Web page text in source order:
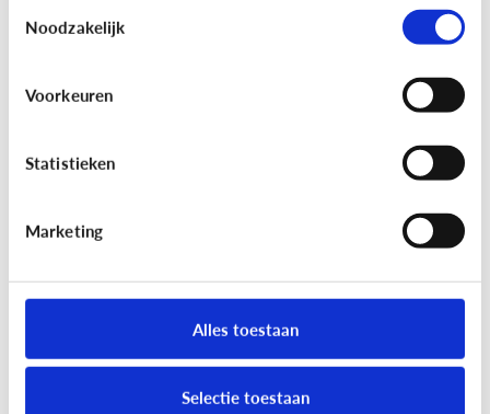
Noodzakelijk
Voorkeuren
Statistieken
Marketing
Alles toestaan
Selectie toestaan
Privacy
op afbeelding’ is
gebruiken. Daarvoor heb je toestemming nodig.